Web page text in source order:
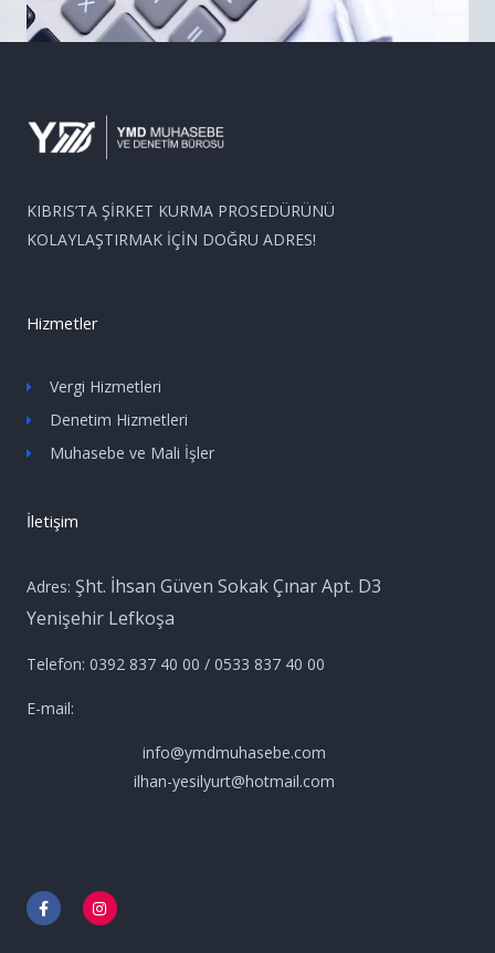
KIBRIS’TA ŞİRKET KURMA PROSEDÜRÜNÜ
KOLAYLAŞTIRMAK İÇİN DOĞRU ADRES!
Hizmetler
Vergi Hizmetleri
Denetim Hizmetleri
Muhasebe ve Mali İşler
İletişim
Adres: Şht. İhsan Güven Sokak Çınar Apt. D3
Yenişehir Lefkoşa
Telefon: 0392 837 40 00 / 0533 837 40 00
E-mail:
info@ymdmuhasebe.com
ilhan-yesilyurt@hotmail.com
F
a
c
I
n
s